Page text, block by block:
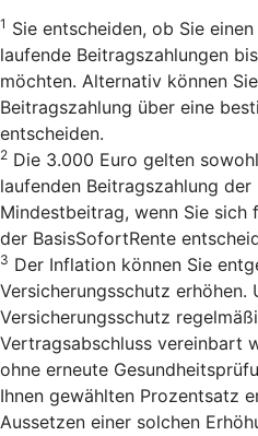
1 Sie entscheiden, ob Sie
laufende Beitragszahlungen
möchten. Alternativ können
Beitragszahlung über eine
entscheiden.
2 Die 3.000 Euro gelten
laufenden Beitragszahlung der
Mindestbeitrag, wenn Sie sich
der BasisSofortRente
3 Der Inflation können Sie
Versicherungsschutz erhöhen.
Versicherungsschutz
Vertragsabschluss vereinbart
ohne erneute
Ihnen gewählten Prozentsatz
Aussetzen einer solchen